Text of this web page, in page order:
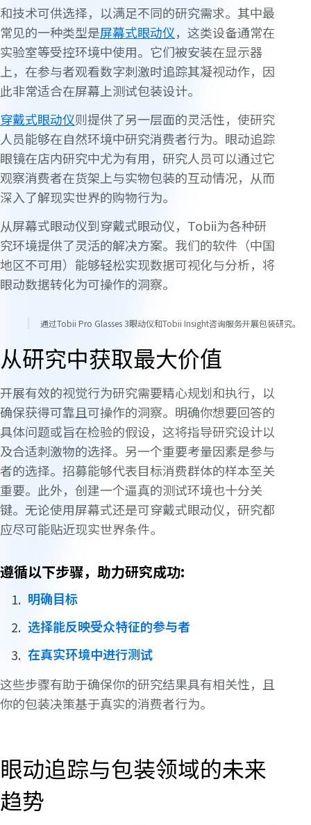
和技术可供选择，以满足不同的研究需求。其中最
常见的一种类型是屏幕式眼动仪，这类设备通常在
实验室等受控环境中使用。它们被安装在显示器
上，在参与者观看数字刺激时追踪其凝视动作，因
此非常适合在屏幕上测试包装设计。
穿戴式眼动仪则提供了另一层面的灵活性，使研究
人员能够在自然环境中研究消费者行为。眼动追踪
眼镜在店内研究中尤为有用，研究人员可以通过它
观察消费者在货架上与实物包装的互动情况，从而
深入了解现实世界的购物行为。
从屏幕式眼动仪到穿戴式眼动仪，Tobii为各种研
究环境提供了灵活的解决方案。我们的软件（中国
地区不可用）能够轻松实现数据可视化与分析，将
眼动数据转化为可操作的洞察。
通过Tobii Pro Glasses 3眼动仪和Tobii Insight咨询服务开展包装研究。
从研究中获取最大价值
开展有效的视觉行为研究需要精心规划和执行，以
确保获得可靠且可操作的洞察。明确你想要回答的
具体问题或旨在检验的假设，这将指导研究设计以
及合适刺激物的选择。另一个重要考量因素是参与
者的选择。招募能够代表目标消费群体的样本至关
重要。此外，创建一个逼真的测试环境也十分关
键。无论使用屏幕式还是可穿戴式眼动仪，研究都
应尽可能贴近现实世界条件。
遵循以下步骤，助力研究成功:
明确目标
选择能反映受众特征的参与者
在真实环境中进行测试
这些步骤有助于确保你的研究结果具有相关性，且
你的包装决策基于真实的消费者行为。
眼动追踪与包装领域的未来
趋势